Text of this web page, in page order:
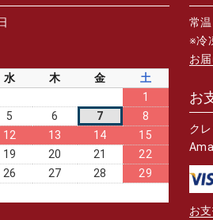
水 木 金
土
1
5 6 7
8
12 13 14
15
19 20 21
22
26 27 28
29
常
※冷
お
お
ク
お